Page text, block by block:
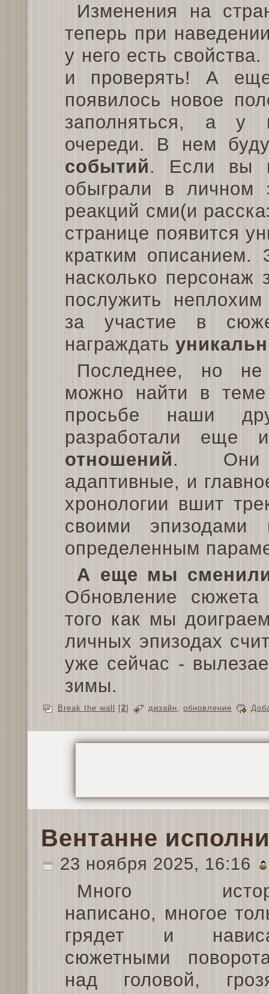
Изменения на
теперь при
у него есть
и проверять! А
появилось новое
заполняться, а у
очереди. В нем
событий. Если вы
обыграли в личном
реакций сми(и
странице появится
кратким
насколько
послужить
за участие в
награждать
Последнее, но
можно найти в
просьбе наши
разработали
отношений. Они
адаптивные, и
хронологии вшит
своими
определенным
А еще мы
Обновление сюжета
того как мы
личных эпизодах
уже сейчас -
зимы.
Break the wall [2] дизайн, обновление
Вентанне
23 ноября 2025, 16:16
Много
написано, многое
грядет и
сюжетными
над головой,